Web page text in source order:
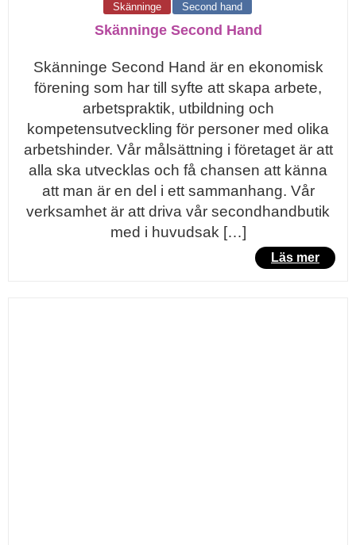
Skänninge Second hand
Skänninge Second Hand
Skänninge Second Hand är en ekonomisk
förening som har till syfte att skapa arbete,
arbetspraktik, utbildning och
kompetensutveckling för personer med olika
arbetshinder. Vår målsättning i företaget är att
alla ska utvecklas och få chansen att känna
att man är en del i ett sammanhang. Vår
verksamhet är att driva vår secondhandbutik
med i huvudsak […]
Läs mer